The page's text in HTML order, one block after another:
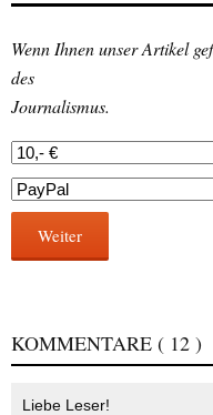
Wenn Ihnen unser Artikel
des
Journalismus.
Weiter
KOMMENTARE ( 12 )
Liebe Leser!